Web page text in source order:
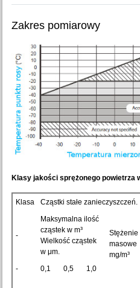
Zakres pomiarowy
Klasy jakości sprężonego powietrza
Klasa Cząstki stałe zanieczyszczeń.
-
Maksymalna ilość
cząstek w m³
Wielkość cząstek
w μm.
Stężenie
masowe
mg/m³
-
0,1 0,5 1,0